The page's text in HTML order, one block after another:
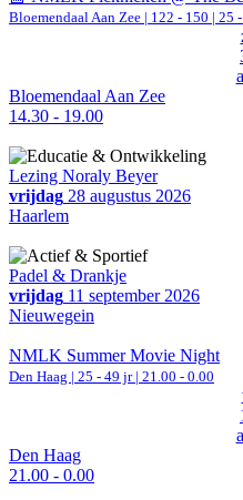
Bloemendaal Aan Zee | 122 - 150 | 25
Bloemendaal Aan Zee
14.30 - 19.00
Lezing Noraly Beyer
vrijdag 28 augustus 2026
Haarlem
Padel & Drankje
vrijdag 11 september 2026
Nieuwegein
NMLK Summer Movie Night
Den Haag | 25 - 49 jr | 21.00 - 0.00
Den Haag
21.00 - 0.00